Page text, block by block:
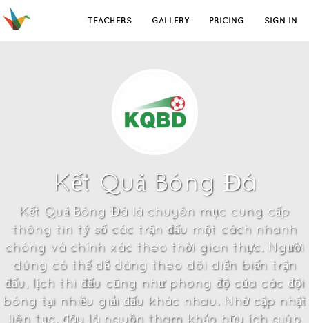
TEACHERS GALLERY PRICING SIGN IN
Kết Quả Bóng Đá
Kết Quả Bóng Đá là chuyên mục cung cấp
thông tin tỷ số các trận đấu một cách nhanh
chóng và chính xác theo thời gian thực. Người
dùng có thể dễ dàng theo dõi diễn biến trận
đấu, lịch thi đấu cũng như phong độ của các đội
bóng tại nhiều giải đấu khác nhau. Nhờ cập nhật
liên tục, đây là nguồn tham khảo hữu ích giúp